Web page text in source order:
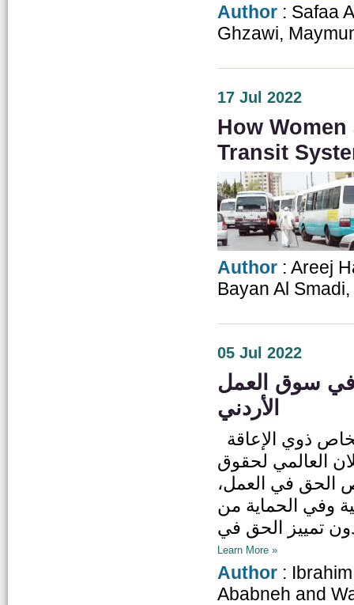
Author : Safaa
Ghzawi,
17 Jul 2022
How
Transit
Author : Areej
Bayan Al
05 Jul 2022
في سوق العمل
الأردني
العالمي لحقوق
«لكل شخص الحق في العمل،
وفي الحماية من
Learn More »
Author :
Ababneh and